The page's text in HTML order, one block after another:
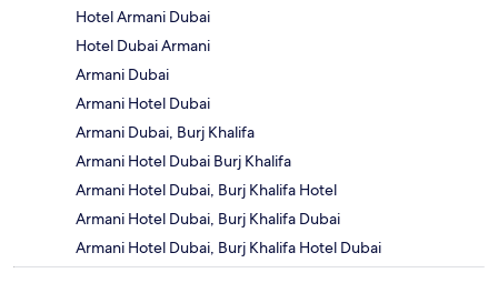
Hotel Armani Dubai
Hotel Dubai Armani
Armani Dubai
Armani Hotel Dubai
Armani Dubai, Burj Khalifa
Armani Hotel Dubai Burj Khalifa
Armani Hotel Dubai, Burj Khalifa Hotel
Armani Hotel Dubai, Burj Khalifa Dubai
Armani Hotel Dubai, Burj Khalifa Hotel Dubai